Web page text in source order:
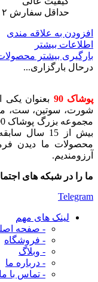
حداقل سفارش ١٢ عددی
افزودن به علاقه مندی
اطلاعات بیشتر
بارگیری بیشتر
درحال بارگزاری...
پوشاک 90
بعنوان
شورت، سوتین، ست،
بیش از 15
محصولات ما دیدن
آرزومندیم.
ما را در شبکه های
Telegram
لینک های مهم
- صفحه
- فروشگاه
- وبلاگ
- درباره ما
- تماس با ما